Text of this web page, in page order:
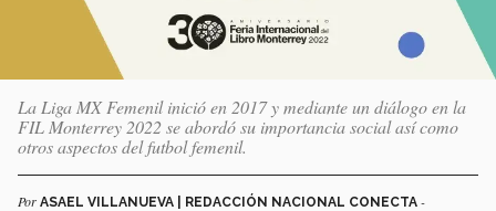
La Liga MX Femenil inició en 2017 y mediante un diálogo en la
FIL Monterrey 2022 se abordó su importancia social así como
otros aspectos del futbol femenil.
Por ASAEL VILLANUEVA | REDACCIÓN NACIONAL CONECTA -